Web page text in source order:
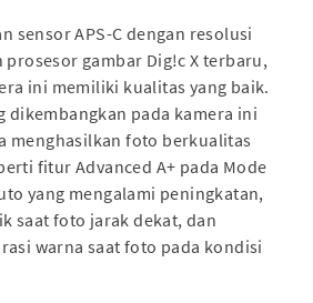
sensor APS-C dengan resolusi
prosesor gambar Dig!c X terbaru,
ini memiliki kualitas yang baik.
dikembangkan pada kamera ini
menghasilkan foto berkualitas
fitur Advanced A+ pada Mode
yang mengalami peningkatan,
saat foto jarak dekat, dan
warna saat foto pada kondisi